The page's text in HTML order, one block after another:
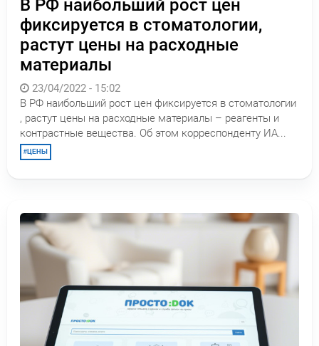
В РФ наибольший рост цен
фиксируется в стоматологии,
растут цены на расходные
материалы
23/04/2022 - 15:02
В РФ наибольший рост цен фиксируется в стоматологии
, растут цены на расходные материалы – реагенты и
контрастные вещества. Об этом корреспонденту ИА...
ЦЕНЫ